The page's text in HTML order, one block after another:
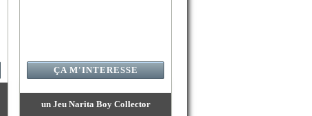
un Jeu Narita Boy Collector
ÇA M'INTERESSE